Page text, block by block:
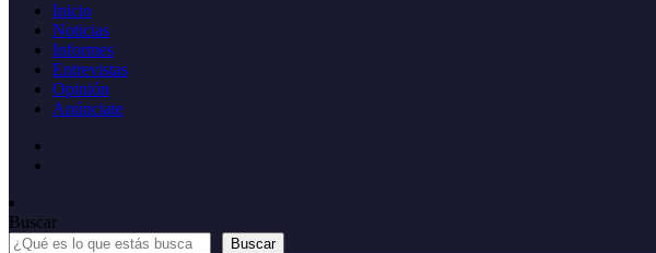
Inicio
Noticias
Informes
Entrevistas
Opinión
Anúnciate
Buscar
Buscar